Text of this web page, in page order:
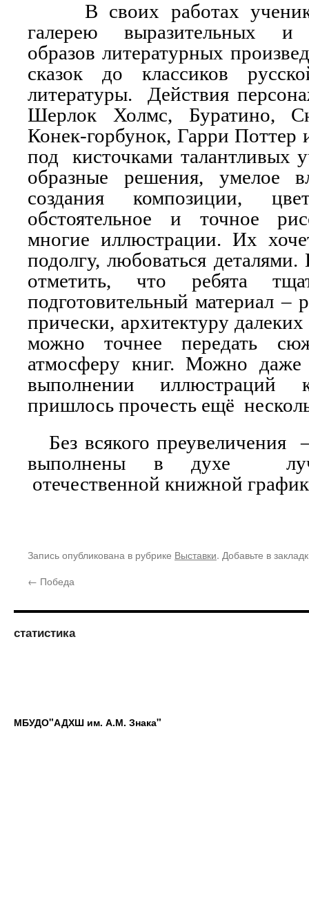
В своих работах
галерею выразительных и
образов литературных
сказок до классиков
литературы. Действия
Шерлок Холмс, Буратино,
Конек-горбунок, Гарри
под кисточками талантливых
образные решения, умелое
создания композиции,
обстоятельное и точное
многие иллюстрации. Их
подолгу, любоваться
отметить, что ребята
подготовительный материал –
прически, архитектуру
можно точнее передать
атмосферу книг. Можно даже
выполнении
пришлось прочесть ещё
Без всякого преувеличения
выполнены в духе
отечественной книжной
Запись опубликована в рубрике Выставки. Добавьте в
← Победа
статистика
МБУДО"АДХШ им. А.М. Знака"